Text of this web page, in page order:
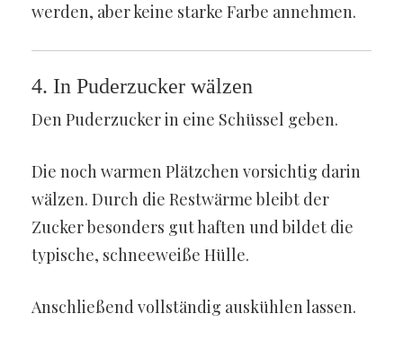
werden, aber keine starke Farbe annehmen.
4. In Puderzucker wälzen
Den Puderzucker in eine Schüssel geben.
Die noch warmen Plätzchen vorsichtig darin
wälzen. Durch die Restwärme bleibt der
Zucker besonders gut haften und bildet die
typische, schneeweiße Hülle.
Anschließend vollständig auskühlen lassen.